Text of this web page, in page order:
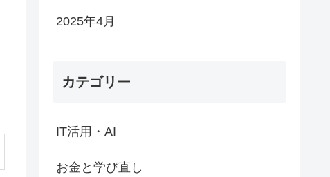
2025年4月
カテゴリー
IT活用・AI
お金と学び直し